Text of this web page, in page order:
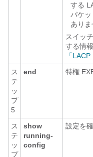
する
パケ
ありま
スイッ
する情
「LACP
ス
テ
ッ
プ
5
end 特権
ス
テ
ッ
プ
show
running-
config
設定を